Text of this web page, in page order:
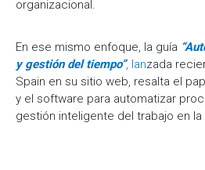
n
o
organizacional.
En ese mismo enfoque, la guía
y gestión del tiempo”, lanzada
Spain en su sitio web, resalta el
y el software para automatizar
gestión inteligente del trabajo en